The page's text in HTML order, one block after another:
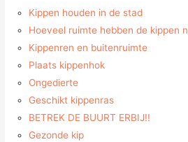
Kippen houden in de stad
Hoeveel ruimte hebben de kippen
Kippenren en buitenruimte
Plaats kippenhok
Ongedierte
Geschikt kippenras
BETREK DE BUURT ERBIJ!!
Gezonde kip